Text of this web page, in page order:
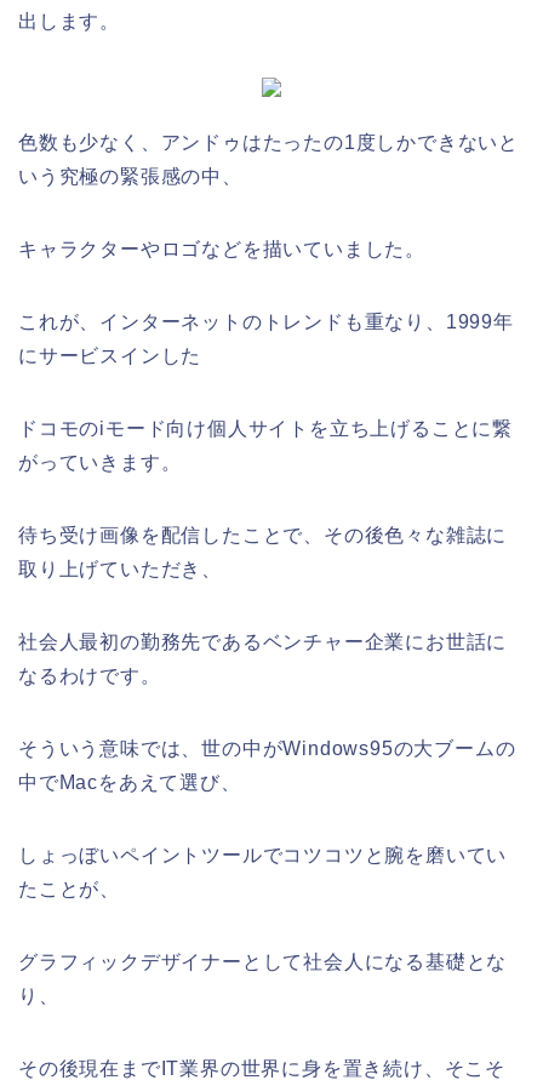
出します。
色数も少なく、アンドゥはたったの1度しかできないと
いう究極の緊張感の中、
キャラクターやロゴなどを描いていました。
これが、インターネットのトレンドも重なり、1999年
にサービスインした
ドコモのiモード向け個人サイトを立ち上げることに繋
がっていきます。
待ち受け画像を配信したことで、その後色々な雑誌に
取り上げていただき、
社会人最初の勤務先であるベンチャー企業にお世話に
なるわけです。
そういう意味では、世の中がWindows95の大ブームの
中でMacをあえて選び、
しょっぼいペイントツールでコツコツと腕を磨いてい
たことが、
グラフィックデザイナーとして社会人になる基礎とな
り、
その後現在までIT業界の世界に身を置き続け、そこそ